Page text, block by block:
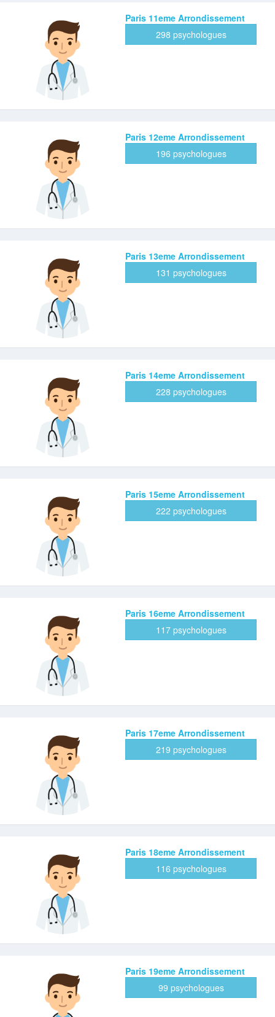
Paris 11eme Arrondissement
298 psychologues
Paris 12eme Arrondissement
196 psychologues
Paris 13eme Arrondissement
131 psychologues
Paris 14eme Arrondissement
228 psychologues
Paris 15eme Arrondissement
222 psychologues
Paris 16eme Arrondissement
117 psychologues
Paris 17eme Arrondissement
219 psychologues
Paris 18eme Arrondissement
116 psychologues
Paris 19eme Arrondissement
99 psychologues